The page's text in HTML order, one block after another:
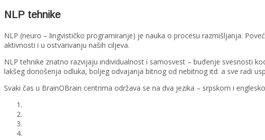
NLP tehnike
NLP (neuro – lingvističko programiranje) je nauka o procesu razmišljanja.
aktivnosti i u ostvarivanju naših ciljeva.
NLP tehnike znatno razvijaju individualnost i samosvest – buđenje svesnosti
lakšeg donošenja odluka, boljeg odvajanja bitnog od nebitnog itd. a sve radi
Svaki čas u BrainOBrain centrima održava se na dva jezika – srpskom i